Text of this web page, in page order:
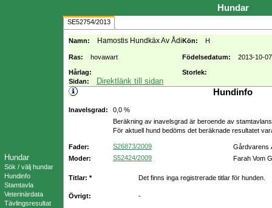
Hundar
Sök / välj hundar
Hundinfo
Stamtavla
Veterinärdata
Tävlingsresultat
Hundar
SE52754/2013
Namn: Hamostis Hundkäx Av ÅdiKön: H
Ras: hovawart Födelsedatum: 2013-10-07
Hårlag:
Storlek:
Sidan:
Direktlänk till sidan
Hundinfo
Inavelsgrad:
0,0 %
Beräkning av inavelsgrad är beroende av
För aktuell hund bedöms det beräknade resultatet
Fader: S26873/2009
Gårdvarens
Moder:
S52424/2009 Farah Vom
Titlar: * Det finns inga registrerade titlar för hunden.
Övrigt: -